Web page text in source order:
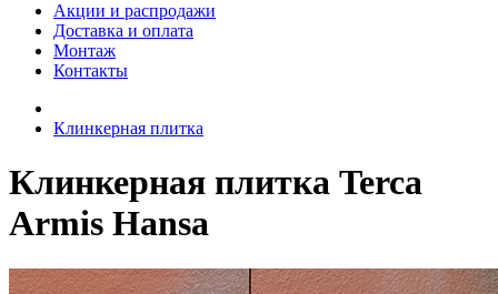
Акции и распродажи
Доставка и оплата
Монтаж
Контакты
Клинкерная плитка
Клинкерная плитка Terca
Armis Hansa